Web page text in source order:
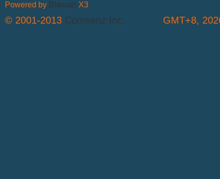
GMT+8,
Powered by Discuz! X3
© 2001-2013 Comsenz Inc.